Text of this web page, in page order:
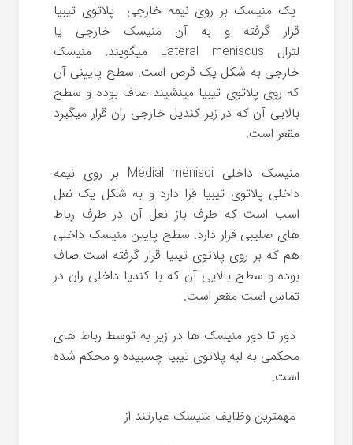
یک منیسک بر روی نیمه خارجی پلاتوی تیبیا
قرار گرفته و به آن منیسک خارجی یا
لترال Lateral meniscus میگویند. منیسک
خارجی به شکل یک قرص است. سطح پایینی آن
که روی پلاتوی تیبیا مینشیند صاف بوده و سطح
بالایی آن که در زیر کندیل خارجی ران قرار میگیرد
مقعر است.
منیسک داخلی Medial menisci بر روی نیمه
داخلی پلاتوی تیبیا قرا دارد و به شکل یک نعل
اسب است که طرف باز نعل آن در طرف رباط
های صلیبی قرار دارد. سطح پایین منیسک داخلی
هم که بر روی پلاتوی تیبیا قرار گرفته است صاف
بوده و سطح بالایی آن که با کندیا داخلی ران در
تماس است مقعر است.
دور تا دور منیسک ها در زیر به توسط رباط های
محکمی به لبه پلاتوی تیبیا چسبیده و محکم شده
است.
مهمترین وظایف منیسک عبارتند از